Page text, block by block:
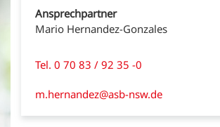
Ansprechpartner
Mario Hernandez-Gonzales
Tel. 0 70 83 / 92 35 -0
m.hernandez@asb-nsw.de